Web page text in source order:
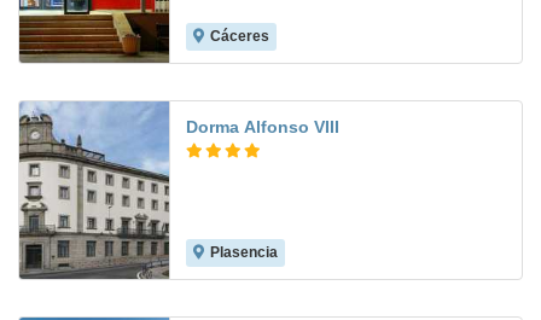
Cáceres
Dorma Alfonso VIII
Plasencia